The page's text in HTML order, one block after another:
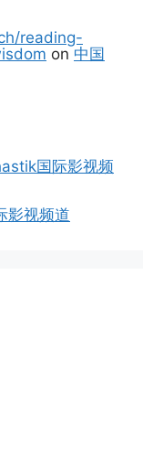
reading-
on 中国
国际影视频
影视频道